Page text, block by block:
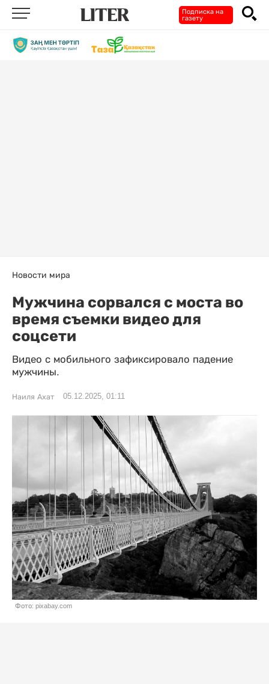
Подписка на
газету
Новости мира
Мужчина сорвался с моста во
время съемки видео для
соцсети
Видео с мобильного зафиксировало падение
мужчины.
Наиля Ахат 05.12.2025, 01:11
Фото: pixabay.com